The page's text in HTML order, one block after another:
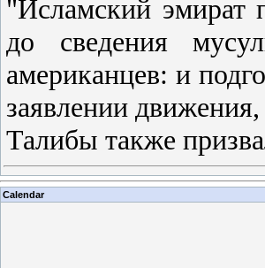
"Исламский эмират
до сведения
американцев: и
заявлении
Талибы также
Calendar